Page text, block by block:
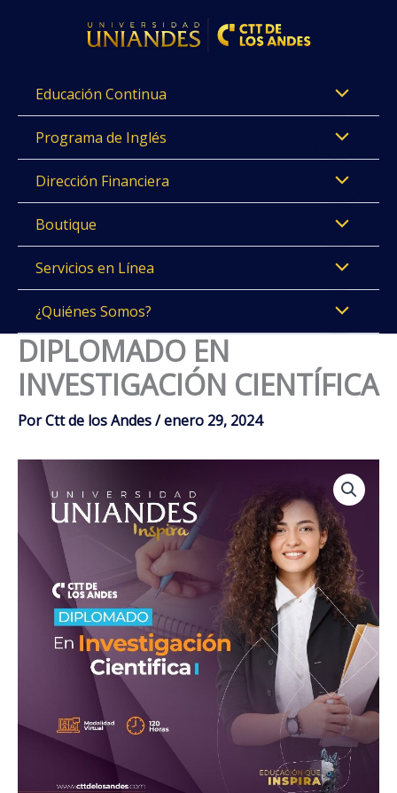
Educación Continua
Programa de Inglés
Dirección Financiera
Boutique
Servicios en Línea
¿Quiénes Somos?
DIPLOMADO EN
INVESTIGACIÓN CIENTÍFICA
PorCtt de los Andes/enero 29, 2024